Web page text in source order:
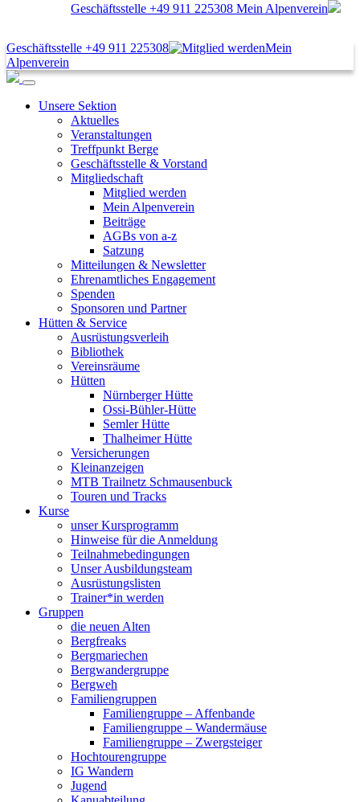
Geschäftsstelle +49 911 225308 Mein Alpenverein
Geschäftsstelle +49 911 225308
Mein
Alpenverein
Unsere Sektion
Aktuelles
Veranstaltungen
Treffpunkt Berge
Geschäftsstelle & Vorstand
Mitgliedschaft
Mitglied werden
Mein Alpenverein
Beiträge
AGBs von a-z
Satzung
Mitteilungen & Newsletter
Ehrenamtliches Engagement
Spenden
Sponsoren und Partner
Hütten & Service
Ausrüstungsverleih
Bibliothek
Vereinsräume
Hütten
Nürnberger Hütte
Ossi-Bühler-Hütte
Semler Hütte
Thalheimer Hütte
Versicherungen
Kleinanzeigen
MTB Trailnetz Schmausenbuck
Touren und Tracks
Kurse
unser Kursprogramm
Hinweise für die Anmeldung
Teilnahmebedingungen
Unser Ausbildungsteam
Ausrüstungslisten
Trainer*in werden
Gruppen
die neuen Alten
Bergfreaks
Bergmariechen
Bergwandergruppe
Bergweh
Familiengruppen
Familiengruppe – Affenbande
Familiengruppe – Wandermäuse
Familiengruppe – Zwergsteiger
Hochtourengruppe
IG Wandern
Jugend